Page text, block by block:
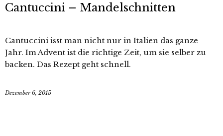
Cantuccini – Mandelschnitten
Cantuccini isst man nicht nur in Italien das ganze
Jahr. Im Advent ist die richtige Zeit, um sie selber zu
backen. Das Rezept geht schnell.
Dezember 6, 2015